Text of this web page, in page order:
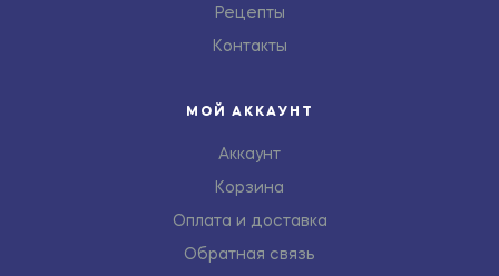
Рецепты
Контакты
МОЙ АККАУНТ
Аккаунт
Корзина
Оплата и доставка
Обратная связь